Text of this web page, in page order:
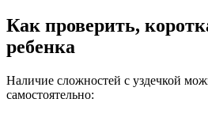
Как проверить,
ребенка
Наличие сложностей с уздечкой
самостоятельно: